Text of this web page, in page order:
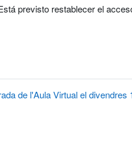
previsto restablecer el
de l'Aula Virtual el